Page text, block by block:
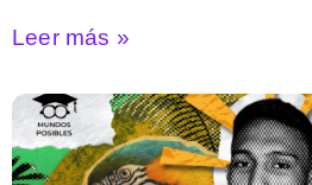
Leer más »